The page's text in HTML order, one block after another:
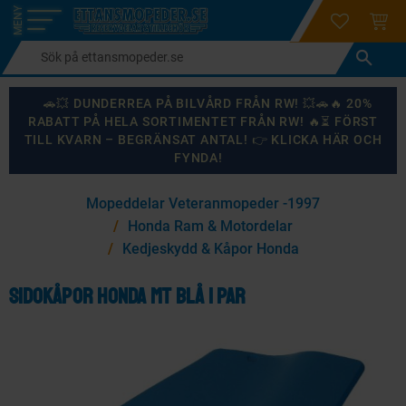
Meny
login
🚗💥 DUNDERREA PÅ BILVÅRD FRÅN RW! 💥🚗🔥 20%
RABATT PÅ HELA SORTIMENTET FRÅN RW! 🔥⏳ FÖRST
TILL KVARN – BEGRÄNSAT ANTAL! 👉 KLICKA HÄR OCH
FYNDA!
KANSKE NÅGON AV DESSA PRODUKTER KAN INTRESSERA
DIG?
Mopeddelar Veteranmopeder -1997
Honda Ram & Motordelar
Kedjeskydd & Kåpor Honda
Sidokåpor Honda MT Blå 1 par